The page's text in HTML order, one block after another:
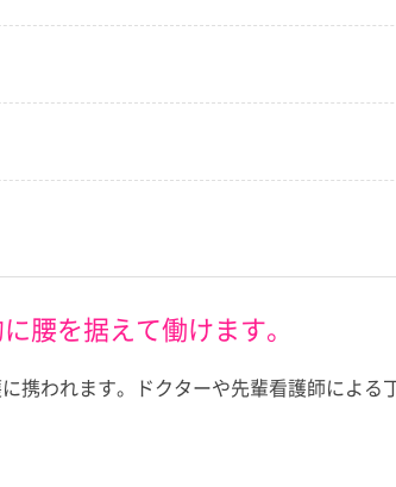
腰を据えて働けます。
携われます。ドクターや先輩看護師による